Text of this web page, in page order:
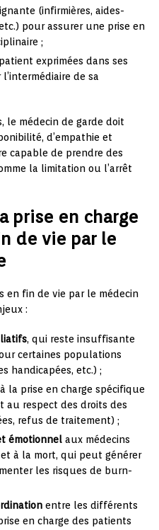
(infirmières, aides-
pour assurer une prise en
;
exprimées dans ses
de sa
le médecin de garde doit
d’empathie et
capable de prendre des
la limitation ou l’arrêt
prise en charge
de vie par le
en fin de vie par le médecin
:
, qui reste insuffisante
certaines populations
handicapées, etc.) ;
à la prise en charge spécifique
au respect des droits des
refus de traitement) ;
émotionnel aux médecins
à la mort, qui peut générer
les risques de burn-
entre les différents
en charge des patients